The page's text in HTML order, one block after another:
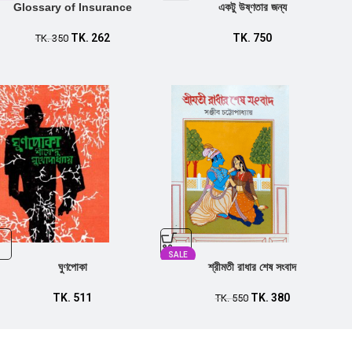
Glossary of Insurance
TK.350 TK. 262
একটু উষ্ণতার জন্য
TK. 750
ঘুণপোকা
TK. 511
SALE
শ্রীমতী রাধার শেষ সংবাদ
TK.550 TK. 380